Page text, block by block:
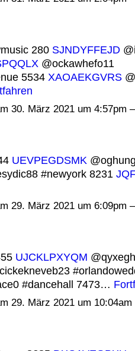
280 SJNDYFFEJD
@ockawhefo11
5534 XAOAEKGVRS
30. März 2021 um 4:57pm
UEVPEGDSMK
#newyork 8231
29. März 2021 um 6:09pm
UJCKLPXYQM
#dancehall 7473…
29. März 2021 um